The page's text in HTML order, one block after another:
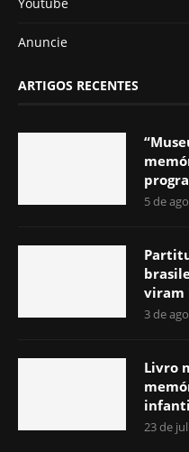
Youtube
Anuncie
ARTIGOS RECENTES
5 de
viram
3 de
Livro
23 de